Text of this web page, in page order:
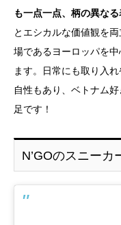
も一点一点、柄の異な
とエシカルな価値観を
場であるヨーロッパを
ます。日常にも取り入
自性もあり、ベトナム
足です！
N’GOのスニーカ